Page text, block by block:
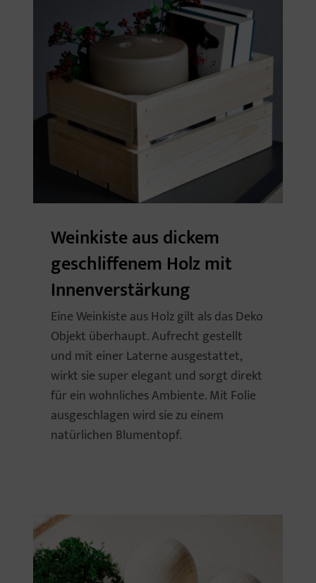
Weinkiste aus dickem
geschliffenem Holz mit
Innenverstärkung
Eine Weinkiste aus Holz gilt als das Deko
Objekt überhaupt. Aufrecht gestellt
und mit einer Laterne ausgestattet,
wirkt sie super elegant und sorgt direkt
für ein wohnliches Ambiente. Mit Folie
ausgeschlagen wird sie zu einem
natürlichen Blumentopf.